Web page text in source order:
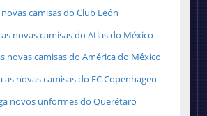
camisas do Club León
novas camisas do Atlas do México
novas camisas do América do México
as novas camisas do FC Copenhagen
novos unformes do Querétaro